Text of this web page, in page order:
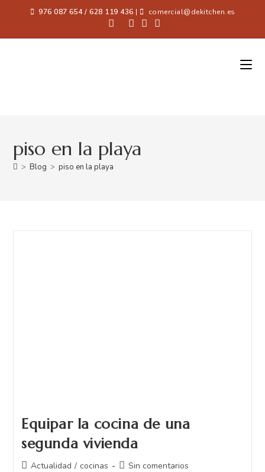
976 087 654 / 628 119 436 | comercial@dekitchen.es
piso en la playa
> Blog > piso en la playa
Equipar la cocina de una
segunda vivienda
Actualidad / cocinas Sin comentarios